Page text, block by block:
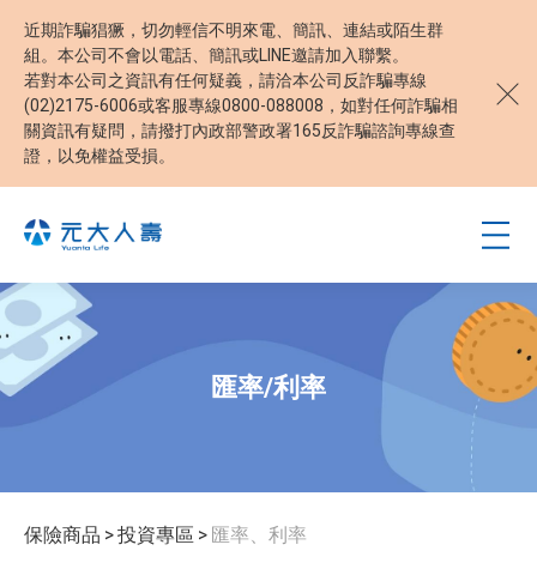
近期詐騙猖獗，切勿輕信不明來電、簡訊、連結或陌生群
組。本公司不會以電話、簡訊或LINE邀請加入聯繫。
若對本公司之資訊有任何疑義，請洽本公司反詐騙專線
(02)2175-6006或客服專線0800-088008，如對任何詐騙相
關資訊有疑問，請撥打內政部警政署165反詐騙諮詢專線查
證，以免權益受損。
匯率/利率
保險商品 >投資專區 > 匯率、利率